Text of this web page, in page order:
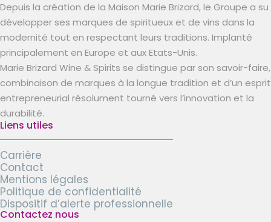
Depuis la création de la Maison Marie Brizard, le Groupe a su
développer ses marques de spiritueux et de vins dans la
modernité tout en respectant leurs traditions. Implanté
principalement en Europe et aux Etats-Unis.
Marie Brizard Wine & Spirits se distingue par son savoir-faire,
combinaison de marques à la longue tradition et d’un esprit
entrepreneurial résolument tourné vers l’innovation et la
durabilité.
Liens utiles
Carrière
Contact
Mentions légales
Politique de confidentialité
Dispositif d’alerte professionnelle
Contactez nous